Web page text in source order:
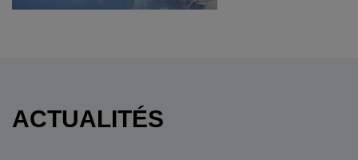
ACTUALITÉS